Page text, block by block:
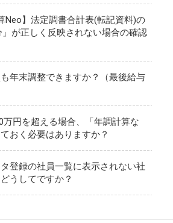
Neo】法定調書合計表(転記資料)の
」が正しく反映されない場合の確認
年末調整できますか？（最後給与
万円を超える場合、「年調計算な
おく必要はありますか？
登録の社員一覧に表示されない社
うしてですか？